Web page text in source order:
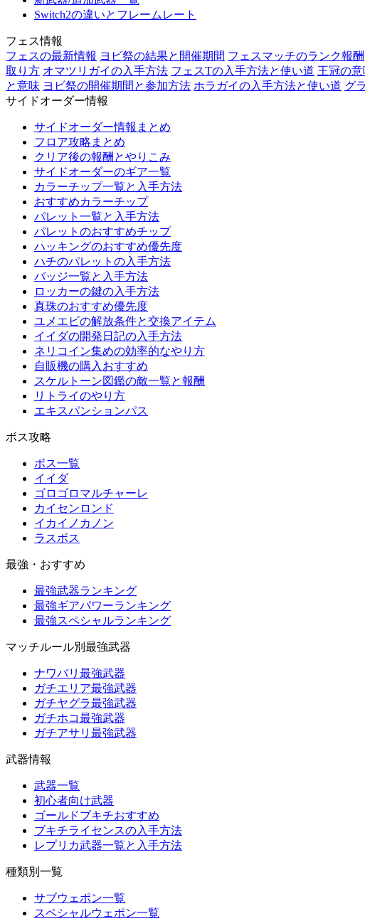
Switch2の違いとフレームレート
フェス情報
フェスの最新情報 ヨビ祭の結果と開催期間 フェスマッチのランク報酬
取り方 オマツリガイの入手方法 フェスTの入手方法と使い道 王冠の
と意味 ヨビ祭の開催期間と参加方法 ホラガイの入手方法と使い道 グ
サイドオーダー情報
サイドオーダー情報まとめ
フロア攻略まとめ
クリア後の報酬とやりこみ
サイドオーダーのギア一覧
カラーチップ一覧と入手方法
おすすめカラーチップ
パレット一覧と入手方法
パレットのおすすめチップ
ハッキングのおすすめ優先度
ハチのパレットの入手方法
バッジ一覧と入手方法
ロッカーの鍵の入手方法
真珠のおすすめ優先度
ユメエビの解放条件と交換アイテム
イイダの開発日記の入手方法
ネリコイン集めの効率的なやり方
自販機の購入おすすめ
スケルトーン図鑑の敵一覧と報酬
リトライのやり方
エキスパンションパス
ボス攻略
ボス一覧
イイダ
ゴロゴロマルチャーレ
カイセンロンド
イカイノカノン
ラスボス
最強・おすすめ
最強武器ランキング
最強ギアパワーランキング
最強スペシャルランキング
マッチルール別最強武器
ナワバリ最強武器
ガチエリア最強武器
ガチヤグラ最強武器
ガチホコ最強武器
ガチアサリ最強武器
武器情報
武器一覧
初心者向け武器
ゴールドブキチおすすめ
ブキチライセンスの入手方法
レプリカ武器一覧と入手方法
種類別一覧
サブウェポン一覧
スペシャルウェポン一覧